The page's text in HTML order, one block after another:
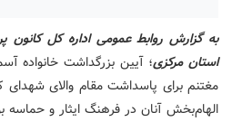
به گزارش روابط عمومی اداره کل کانون
استان مرکزی؛ آیین بزرگداشت خانواده
مغتنم برای پاسداشت مقام والای
الهام‌بخش آنان در فرهنگ ایثار و حماسه